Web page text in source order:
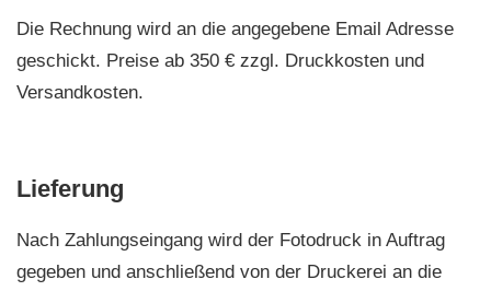
Die Rechnung wird an die angegebene Email Adresse
geschickt. Preise ab 350 € zzgl. Druckkosten und
Versandkosten.
Lieferung
Nach Zahlungseingang wird der Fotodruck in Auftrag
gegeben und anschließend von der Druckerei an die